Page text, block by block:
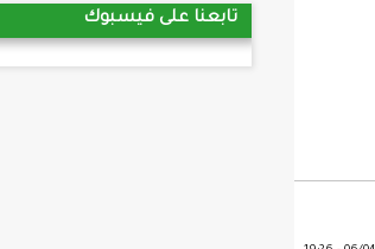
تابعنا على فيسبوك